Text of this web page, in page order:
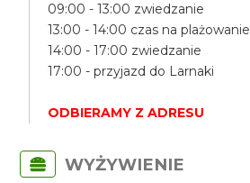
09:00 - 13:00 zwiedzanie
13:00 - 14:00 czas na plażowanie
14:00 - 17:00 zwiedzanie
17:00 - przyjazd do Larnaki
ODBIERAMY Z ADRESU
WYŻYWIENIE